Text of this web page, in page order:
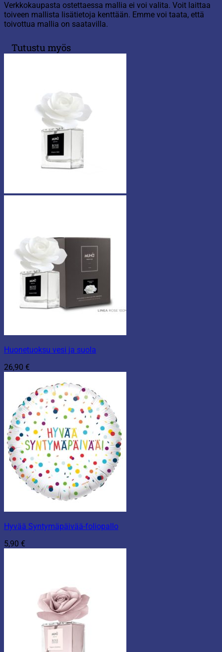
Verkkokaupasta ostettaessa mallia ei voi valita. Voit laittaa
toiveen mallista lisätietoja kenttään. Emme voi taata, että
toivottua mallia on saatavilla.
Tutustu myös
Huonetuoksu vesi ja suola
26,90 €
Hyvää Syntymäpäivää-foliopallo
5,90 €